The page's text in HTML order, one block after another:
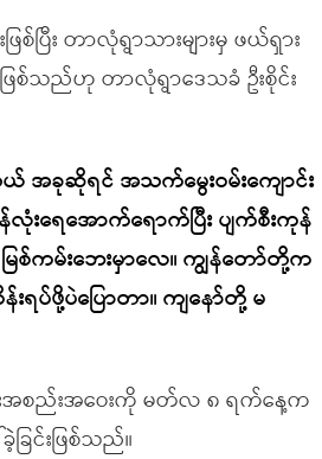
စ်ပြီး တာလုံရွာသားများမှ ဖယ်ရှား
ြစ်သည်ဟု တာလုံရွာဒေသခံ ဦးစိုင်း
ခုဆိုရင် အသက်မွေးဝမ်းကျောင်း
းရေအောက်ရောက်ပြီး ပျက်စီးကုန်
ြစ်ကမ်းဘေးမှာလေ။ ကျွန်တော်တို့က
ရပ်ဖို့ပဲပြောတာ။ ကျနော်တို့ မ
ေးအစည်းအဝေးကို မတ်လ ၈ ရက်နေ့က
ြင်းဖြစ်သည်။